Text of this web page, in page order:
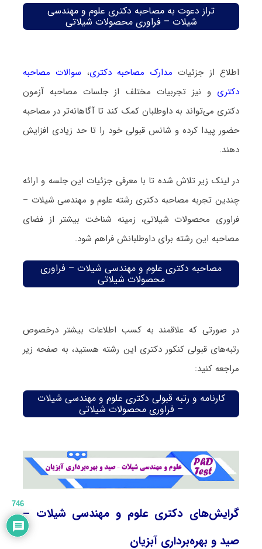
تراز دعوت به مصاحبه دکتری علوم و مهندسی
شیلات – فراوری محصولات شیلاتی
اطلاع از جزئیات مدارک مصاحبه دکتری، سوالات مصاحبه
دکتری و نیز تجربیات مختلف از جلسات مصاحبه آزمون
دکتری می‌تواند به داوطلبان کمک کند تا آگاهانه‌تر در مصاحبه
حضور پیدا کرده و شانس قبولی خود را تا حد زیادی افزایش
دهند.
در لینک زیر تلاش شده تا با معرفی جزئیات این جلسه و ارائه
چندین تجربه مصاحبه دکتری رشته علوم و مهندسی شیلات –
فراوری محصولات شیلاتی، زمینه شناخت بیشتر از فضای
مصاحبه این رشته برای داوطلبانش فراهم شود.
مصاحبه دکتری علوم و مهندسی شیلات – فراوری
محصولات شیلاتی
در صورتی که علاقمند به کسب اطلاعات بیشتر درخصوص
رتبه‌های قبولی کنکور دکتری این رشته هستید، به صفحه زیر
مراجعه کنید:
کارنامه و رتبه قبولی دکتری علوم و مهندسی شیلات
– فراوری محصولات شیلاتی
گرایش‌های دکتری علوم و مهندسی شیلات –
صید و بهره‌برداری آبزیان
746